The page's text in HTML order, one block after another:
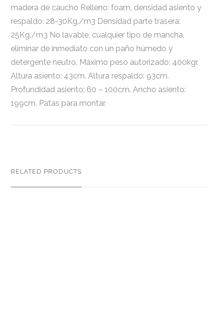
madera de caucho Relleno: foam, densidad asiento y
respaldo: 28-30Kg./m3 Densidad parte trasera:
25Kg./m3 No lavable, cualquier tipo de mancha,
eliminar de inmediato con un paño húmedo y
detergente neutro. Máximo peso autorizado: 400kgr.
Altura asiento: 43cm. Altura respaldo: 93cm.
Profundidad asiento: 60 – 100cm. Ancho asiento:
199cm. Patas para montar.
RELATED PRODUCTS